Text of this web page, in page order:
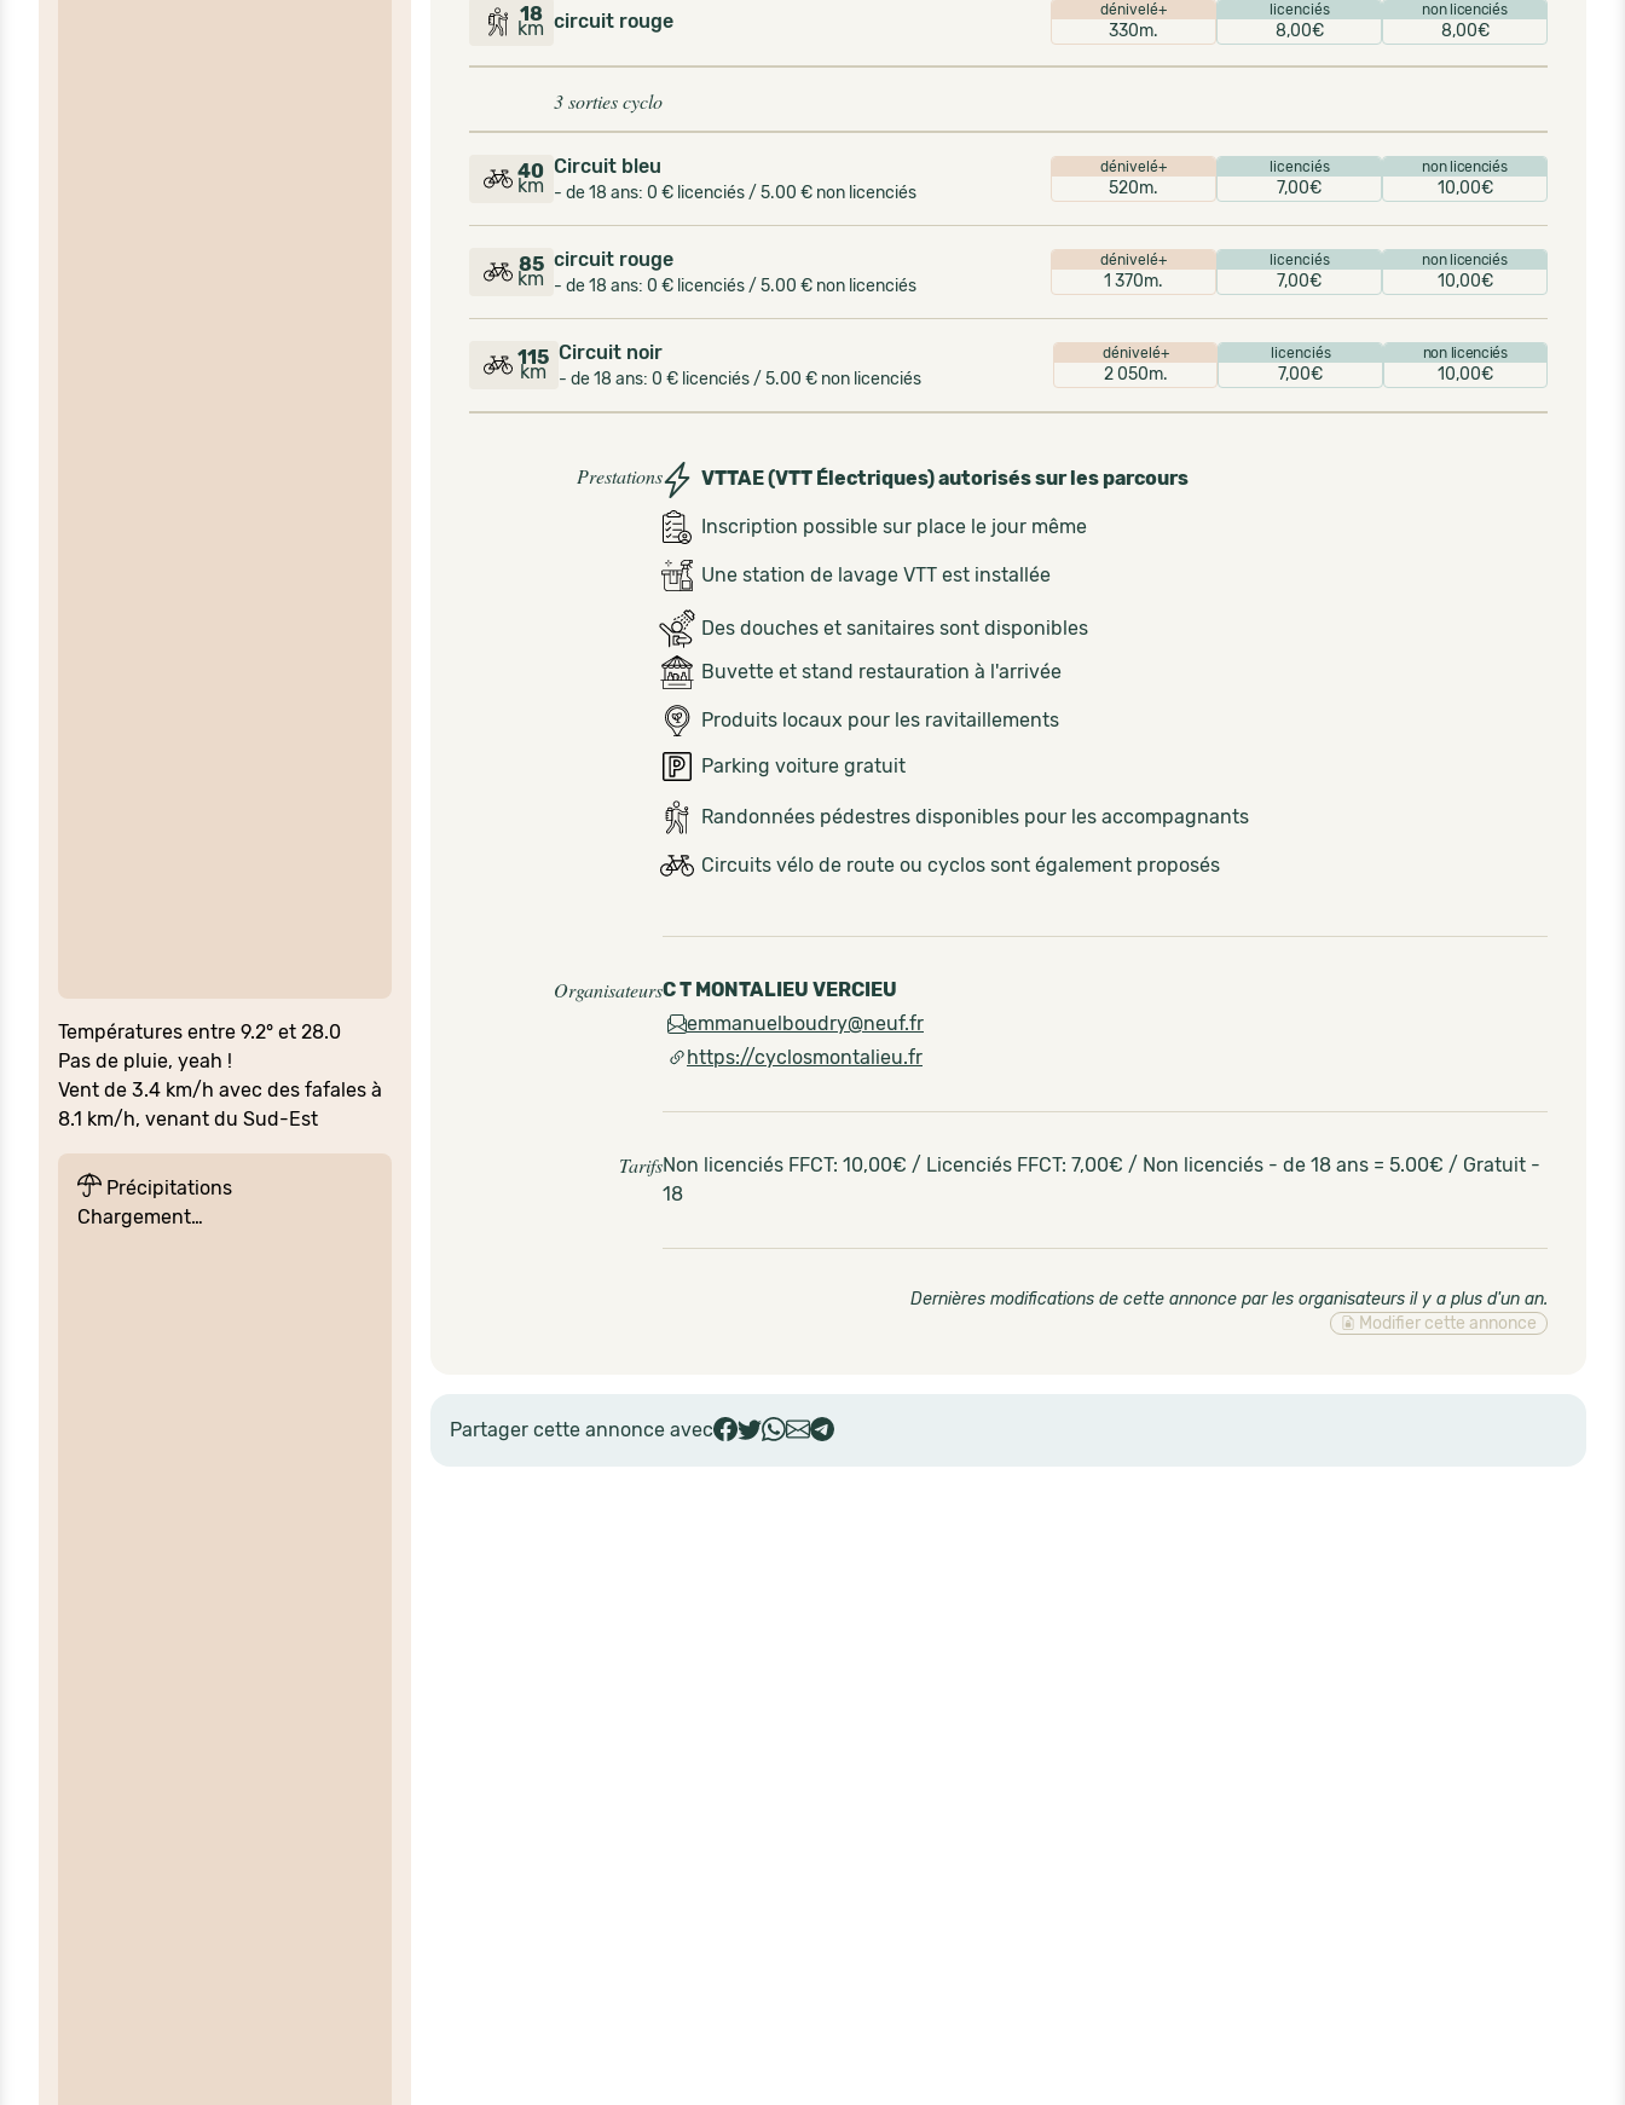
Températures entre 9.2° et 28.0
Pas de pluie, yeah !
Vent de 3.4 km/h avec des fafales à
8.1 km/h, venant du Sud-Est
Précipitations
Chargement…
18
km circuit rouge dénivelé+
330m.
licenciés
8,00€
non licenciés
8,00€
3 sorties cyclo
40
km
Circuit bleu
- de 18 ans: 0 € licenciés / 5.00 € non licenciés
dénivelé+
520m.
licenciés
7,00€
non licenciés
10,00€
85
km
circuit rouge
- de 18 ans: 0 € licenciés / 5.00 € non licenciés
dénivelé+
1 370m.
licenciés
7,00€
non licenciés
10,00€
115
km
Circuit noir
- de 18 ans: 0 € licenciés / 5.00 € non licenciés
dénivelé+
2 050m.
licenciés
7,00€
non licenciés
10,00€
Prestations VTTAE (VTT Électriques) autorisés sur les parcours
Inscription possible sur place le jour même
Une station de lavage VTT est installée
Des douches et sanitaires sont disponibles
Buvette et stand restauration à l'arrivée
Produits locaux pour les ravitaillements
Parking voiture gratuit
Randonnées pédestres disponibles pour les accompagnants
Circuits vélo de route ou cyclos sont également proposés
OrganisateursC T MONTALIEU VERCIEU
emmanuelboudry@neuf.fr
https://cyclosmontalieu.fr
TarifsNon licenciés FFCT: 10,00€ / Licenciés FFCT: 7,00€ / Non licenciés - de 18 ans = 5.00€ / Gratuit -
18
Dernières modifications de cette annonce par les organisateurs il y a plus d'un an.
Modifier cette annonce
Partager cette annonce avec